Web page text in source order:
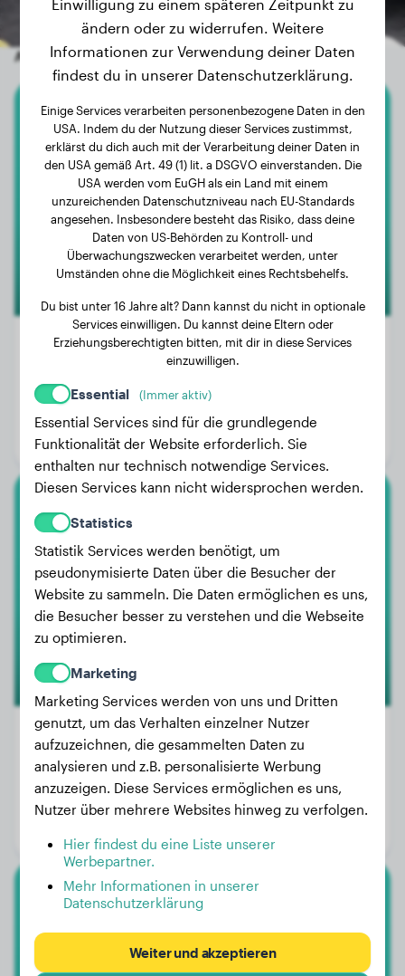
Andere zufällige Hunde
Australian Shepherd
Nele
Gewicht:
Alter:
4 Jahre, 1 Monat
Geschlecht:
American Pit Bull Terrier
Simba
Gewicht:
Alter:
1 Jahr, 7 Monate
Sarplaninac
Tobis aka Toby
Einwilligung zu einem späteren Zeitpunkt zu
ändern oder zu widerrufen. Weitere
Informationen zur Verwendung deiner Daten
findest du in unserer Datenschutzerklärung.
Einige Services verarbeiten personenbezogene Daten in den
USA. Indem du der Nutzung dieser Services zustimmst,
erklärst du dich auch mit der Verarbeitung deiner Daten in
den USA gemäß Art. 49 (1) lit. a DSGVO einverstanden. Die
USA werden vom EuGH als ein Land mit einem
unzureichenden Datenschutzniveau nach EU-Standards
angesehen. Insbesondere besteht das Risiko, dass deine
Daten von US-Behörden zu Kontroll- und
Überwachungszwecken verarbeitet werden, unter
Umständen ohne die Möglichkeit eines Rechtsbehelfs.
Du bist unter 16 Jahre alt? Dann kannst du nicht in optionale
Services einwilligen. Du kannst deine Eltern oder
Erziehungsberechtigten bitten, mit dir in diese Services
einzuwilligen.
Essential (Immer aktiv)
Essential Services sind für die grundlegende
Funktionalität der Website erforderlich. Sie
enthalten nur technisch notwendige Services.
Diesen Services kann nicht widersprochen werden.
Statistics
Statistik Services werden benötigt, um
pseudonymisierte Daten über die Besucher der
Website zu sammeln. Die Daten ermöglichen es uns,
die Besucher besser zu verstehen und die Webseite
zu optimieren.
Marketing
Marketing Services werden von uns und Dritten
genutzt, um das Verhalten einzelner Nutzer
aufzuzeichnen, die gesammelten Daten zu
analysieren und z.B. personalisierte Werbung
anzuzeigen. Diese Services ermöglichen es uns,
Nutzer über mehrere Websites hinweg zu verfolgen.
Hier findest du eine Liste unserer
Werbepartner.
Mehr Informationen in unserer
Datenschutzerklärung
Weiter und akzeptieren